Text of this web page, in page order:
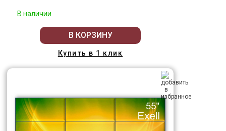
В наличии
В КОРЗИНУ
Купить в 1 клик